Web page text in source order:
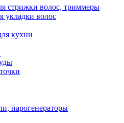
стрижки волос, триммеры
укладки волос
кухни
парогенераторы